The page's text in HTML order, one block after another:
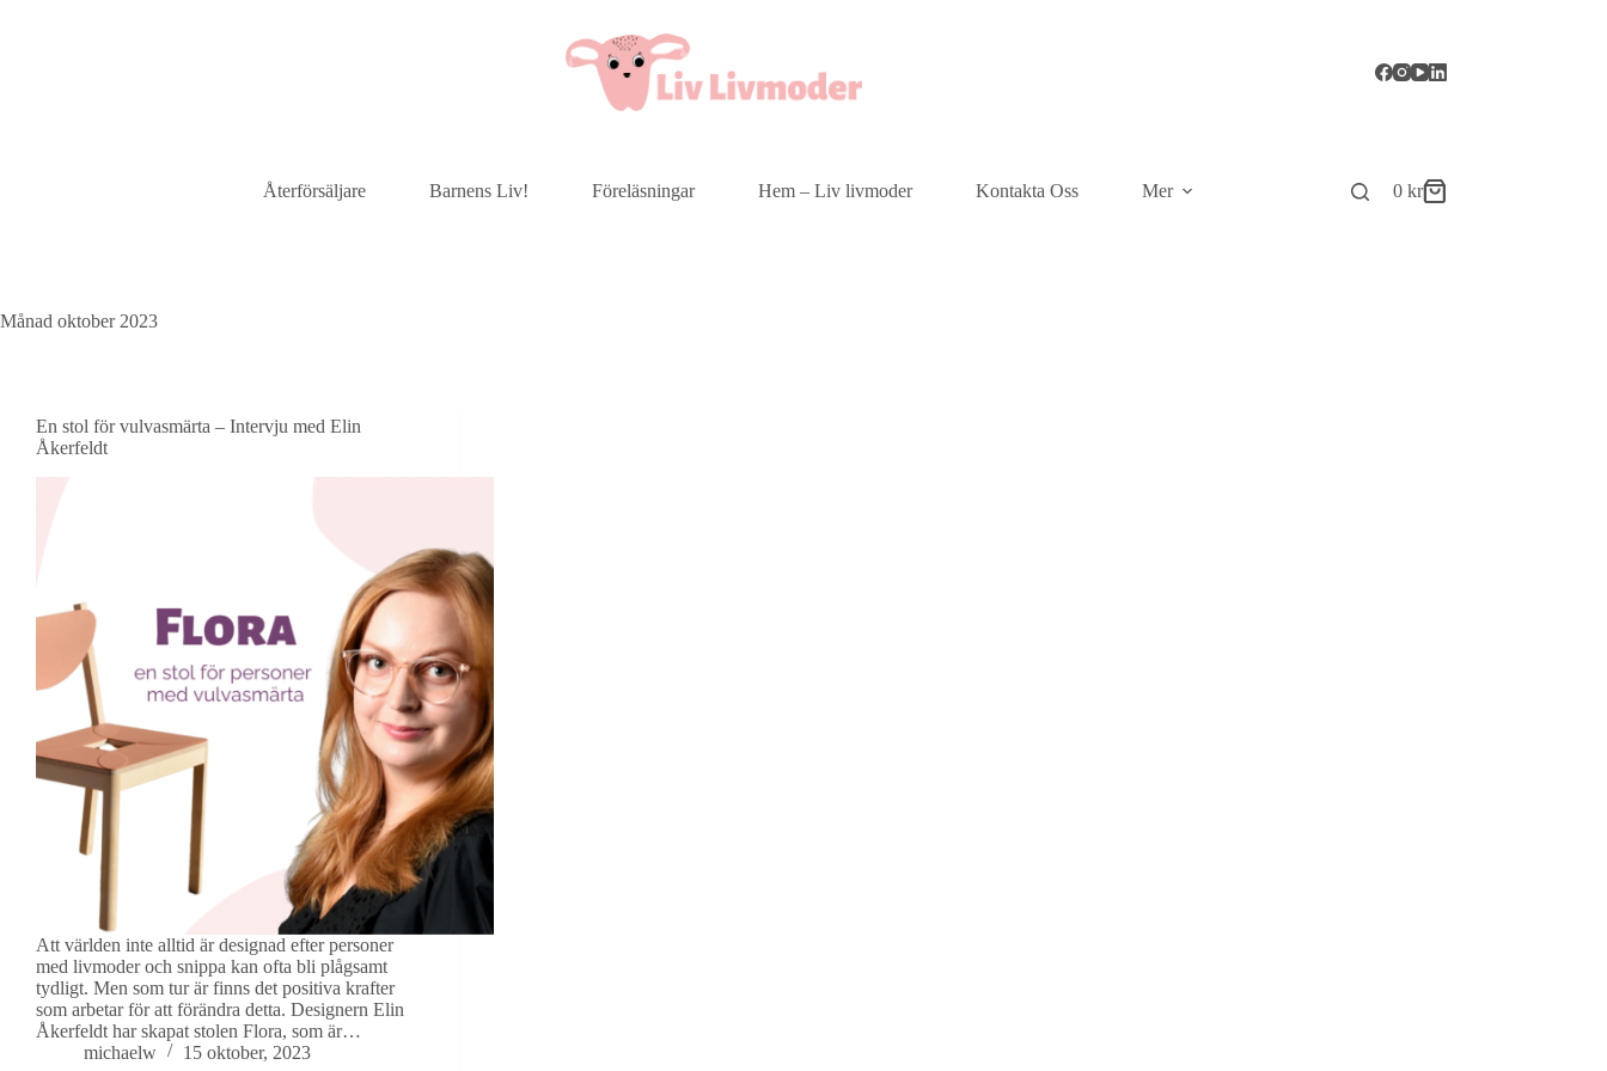
Återförsäljare Barnens Liv! Föreläsningar Hem – Liv livmoder Kontakta Oss Mer 0 kr
Månad oktober 2023
En stol för vulvasmärta – Intervju med Elin
Åkerfeldt
Att världen inte alltid är designad efter personer
med livmoder och snippa kan ofta bli plågsamt
tydligt. Men som tur är finns det positiva krafter
som arbetar för att förändra detta. Designern Elin
Åkerfeldt har skapat stolen Flora, som är…
michaelw
15 oktober, 2023